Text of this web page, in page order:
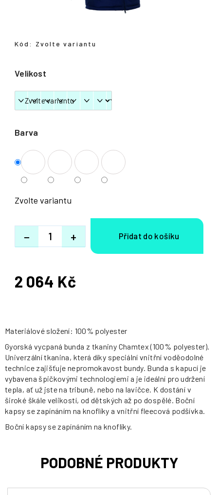
Barva
Velikost
Zvolte variantu
+
−
Kód: Zvolte variantu
2 064 Kč
Měrná
Materiálové složení: 100% polyester
Gyorská vycpaná bunda z tkaniny Chamtex (100% polyester).
Univerzální tkanina, která díky speciální vnitřní voděodolné
technice zajišťuje nepromokavost bundy. Bunda s kapucí je
vybavena špičkovými technologiemi a je ideální pro udržení
tepla, ať už jste na tribuně, nebo na lavičce. K dostání v
široké škále velikostí, od dětských až po dospělé. Boční
kapsy se zapínáním na knoflíky a vnitřní fleecová podšívka.
Boční kapsy se zapínáním na knoflíky.